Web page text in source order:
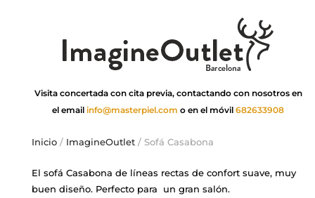
Visita concertada con cita previa, contactando con nosotros en
el email info@masterpiel.com o en el móvil 682633908
Inicio / ImagineOutlet / Sofá Casabona
El sofá Casabona de líneas rectas de confort suave, muy
buen diseño. Perfecto para un gran salón.